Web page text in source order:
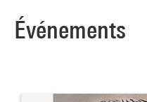
Événements